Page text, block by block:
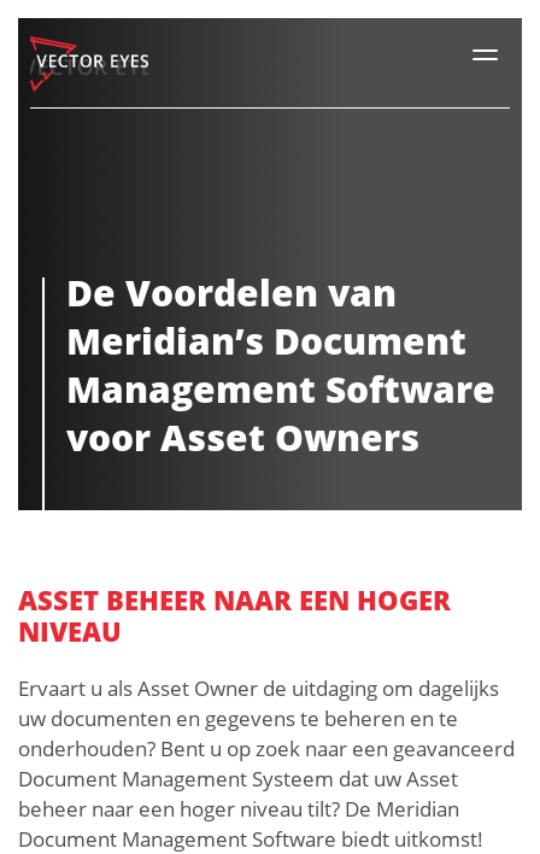
De Voordelen van
Meridian’s Document
Management Software
voor Asset Owners
ASSET BEHEER NAAR EEN HOGER
NIVEAU
Ervaart u als Asset Owner de uitdaging om dagelijks
uw documenten en gegevens te beheren en te
onderhouden? Bent u op zoek naar een geavanceerd
Document Management Systeem dat uw Asset
beheer naar een hoger niveau tilt? De Meridian
Document Management Software biedt uitkomst!